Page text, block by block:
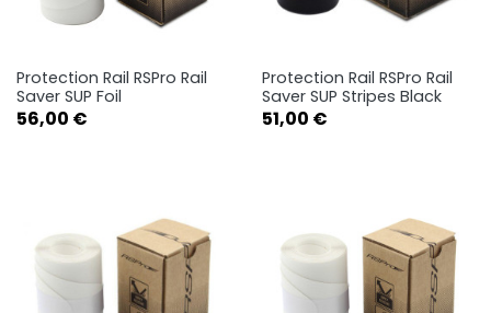
Protection Rail RSPro Rail
Saver SUP Foil
Prix
56,00 €
Protection Rail RSPro Rail
Saver SUP Stripes Black
Prix
51,00 €